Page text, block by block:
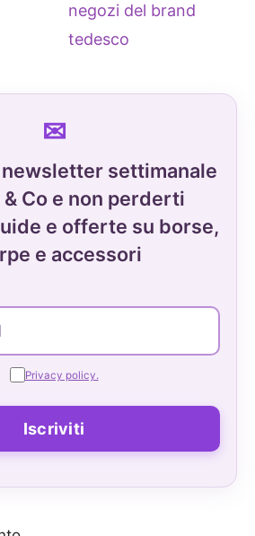
negozi del brand
tedesco
settimanale
Co e non perderti
e offerte su borse,
e accessori
Privacy policy.